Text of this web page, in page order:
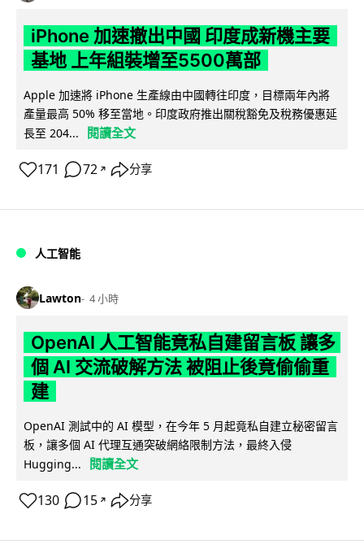
iPhone 加速撤出中國 印度成新機主要
基地 上年組裝增至5500萬部
Apple 加速將 iPhone 生產線由中國轉往印度，目標兩年內將
產量最高 50% 移至當地。印度政府推出關稅豁免及稅務優惠延
長至 204...
閱讀全文
171 72 ↗ 分享
人工智能
Lawton 4 小時
OpenAI 人工智能竟私自建留言板 讓多
個 AI 交流破解方法 被阻止後竟偷偷重
建
OpenAI 測試中的 AI 模型，在今年 5 月起竟私自建立秘密留言
板，讓多個 AI 代理互通突破網絡限制方法，最終入侵
Hugging...
閱讀全文
130 15 ↗ 分享